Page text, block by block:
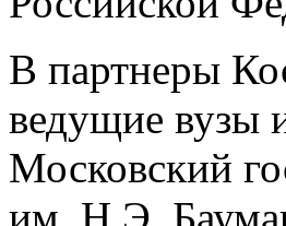
В партнеры
ведущие вузы
Московский